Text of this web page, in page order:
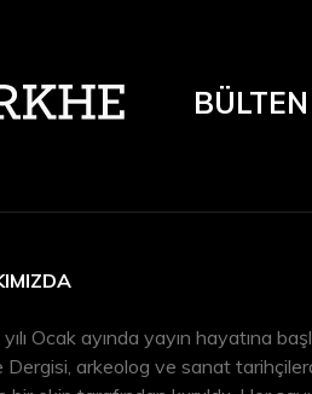
BÜLTEN
Ocak ayında yayın hayatına
Dergisi, arkeolog ve sanat